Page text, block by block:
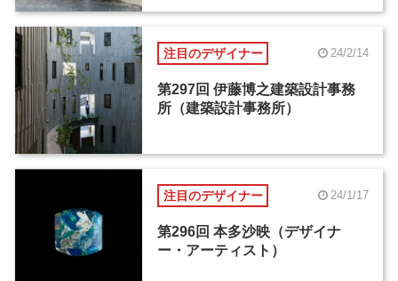
注目のデザイナー 24/2/14
第297回 伊藤博之建築設計事務
所（建築設計事務所）
注目のデザイナー 24/1/17
第296回 本多沙映（デザイナ
ー・アーティスト）